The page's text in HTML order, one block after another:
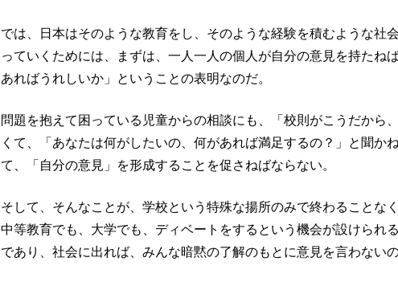
では、日本はそのような教育をし、そのような経験を積むような
っていくためには、まずは、一人一人の個人が自分の意見を持た
あればうれしいか」ということの表明なのだ。
問題を抱えて困っている児童からの相談にも、「校則がこうだか
くて、「あなたは何がしたいの、何があれば満足するの？」と聞
て、「自分の意見」を形成することを促さねばならない。
そして、そんなことが、学校という特殊な揚所のみで終わること
中等教育でも、大学でも、ディベートをするという機会が設けら
であり、社会に出れば、みんな暗黙の了解のもとに意見を言わない